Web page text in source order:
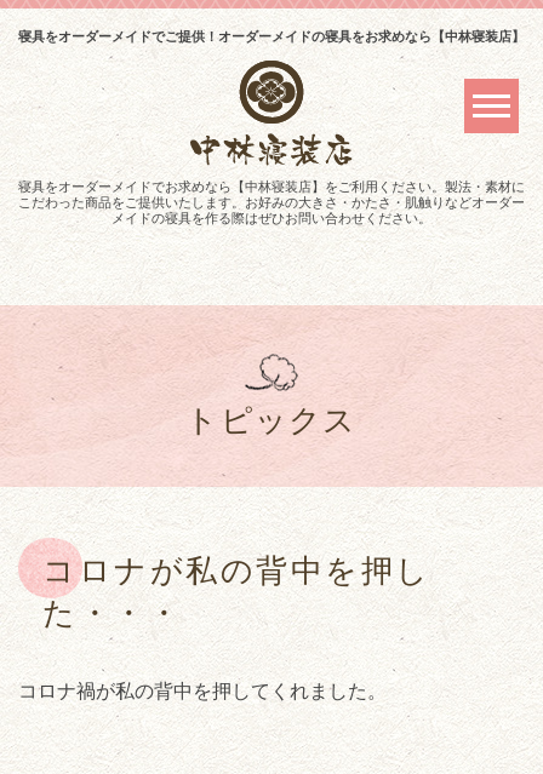
寝具をオーダーメイドでご提供！オーダーメイドの寝具をお求めなら【中林寝装店】
寝具をオーダーメイドでお求めなら【中林寝装店】をご利用ください。製法・素材に
こだわった商品をご提供いたします。お好みの大きさ・かたさ・肌触りなどオーダー
メイドの寝具を作る際はぜひお問い合わせください。
トピックス
コロナが私の背中を押し
た・・・
コロナ禍が私の背中を押してくれました。